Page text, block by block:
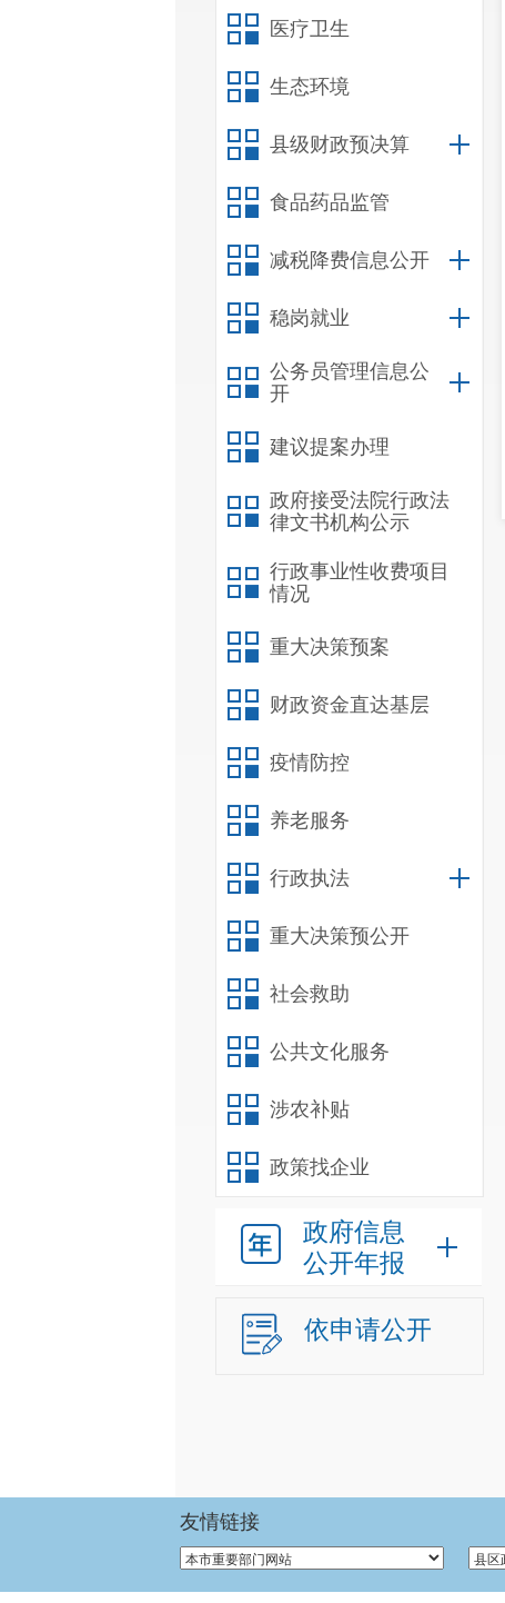
医疗卫生
生态环境
县级财政预决算
食品药品监管
减税降费信息公开
稳岗就业
公务员管理信息公
开
建议提案办理
政府接受法院行政法
律文书机构公示
行政事业性收费项目
情况
重大决策预案
财政资金直达基层
疫情防控
养老服务
行政执法
重大决策预公开
社会救助
公共文化服务
涉农补贴
政策找企业
政府信息
公开年报
依申请公开
友情链接